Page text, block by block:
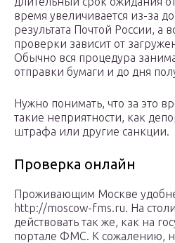
время увеличивается из-за
результата Почтой России, а
проверки зависит от
Обычно вся процедура
отправки бумаги и до дня
Нужно понимать, что за это
такие неприятности, как
штрафа или другие санкции.
Проверка онлайн
Проживающим Москве
http://moscow-fms.ru. На
действовать так же, как на
портале ФМС. К сожалению,